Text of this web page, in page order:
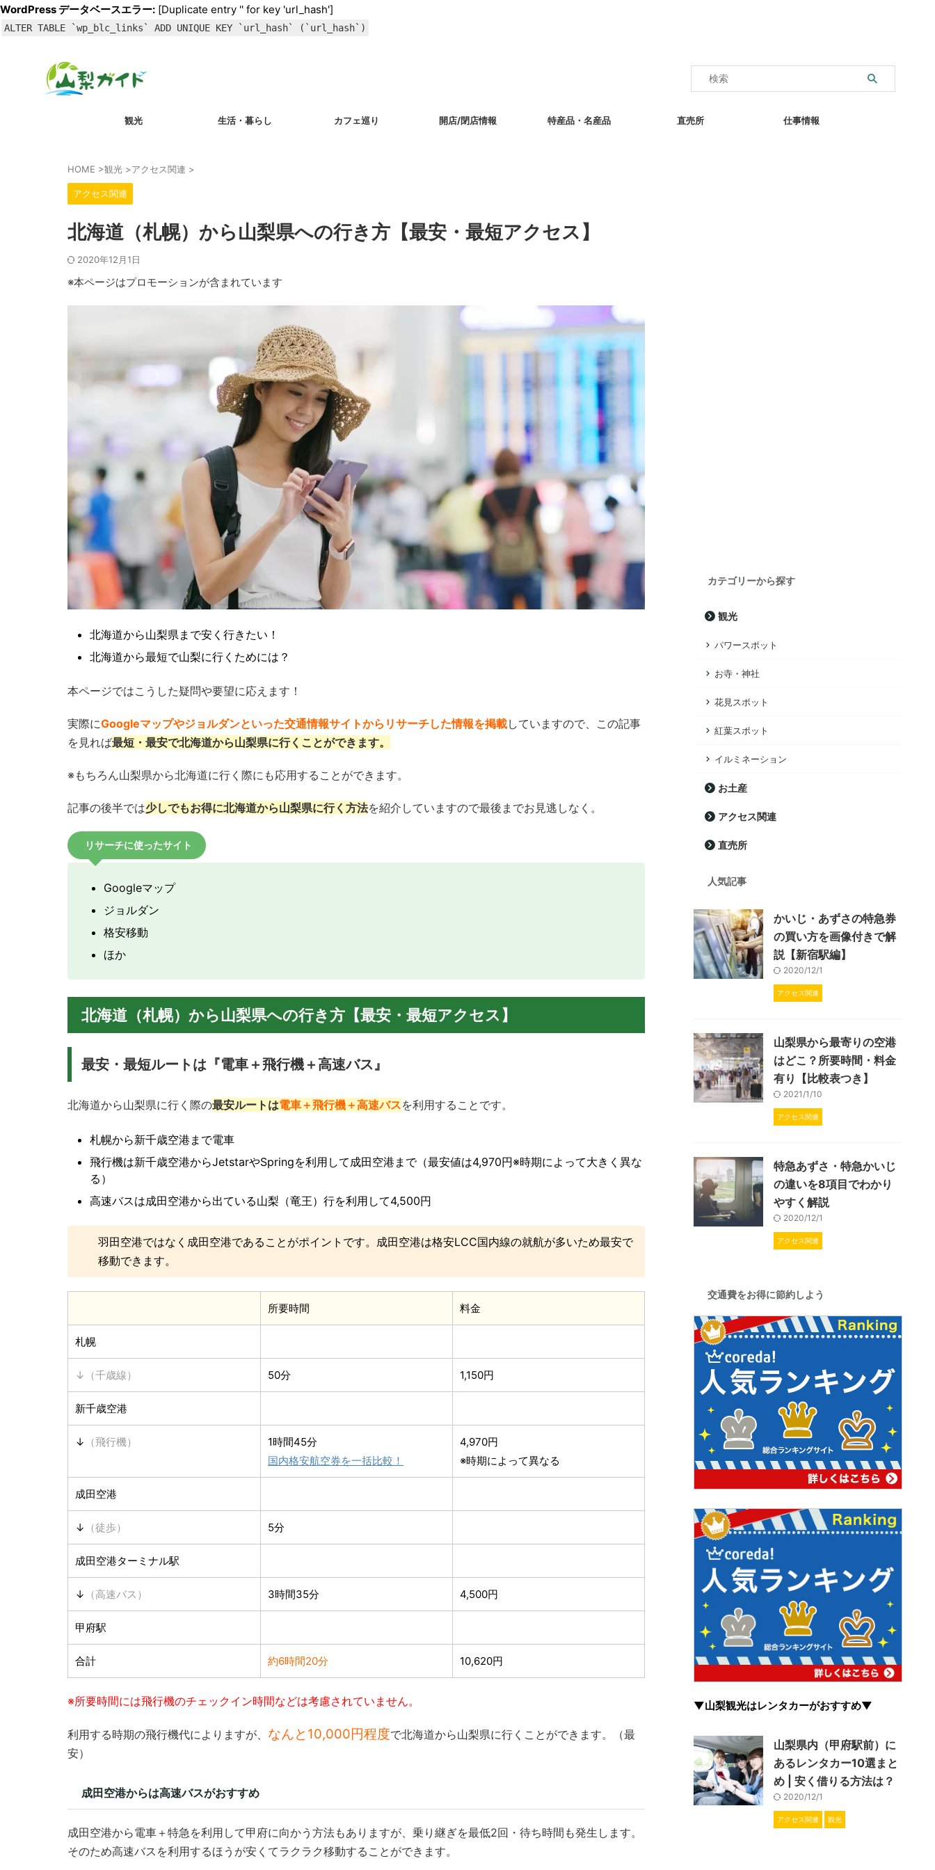
WordPress データベースエラー: [Duplicate entry '' for key 'url_hash']
ALTER TABLE `wp_blc_links` ADD UNIQUE KEY `url_hash` (`url_hash`)
観光 生活・暮らし カフェ巡り 開店/閉店情報 特産品・名産品 直売所 仕事情報
HOME >観光 >アクセス関連 >
アクセス関連
北海道（札幌）から山梨県への行き方【最安・最短アクセス】
2020年12月1日
※本ページはプロモーションが含まれています
北海道から山梨県まで安く行きたい！
北海道から最短で山梨に行くためには？
本ページではこうした疑問や要望に応えます！
実際にGoogleマップやジョルダンといった交通情報サイトからリサーチした情報を掲載していますので、この記事
を見れば最短・最安で北海道から山梨県に行くことができます。
※もちろん山梨県から北海道に行く際にも応用することができます。
記事の後半では少しでもお得に北海道から山梨県に行く方法を紹介していますので最後までお見逃しなく。
リサーチに使ったサイト
Googleマップ
ジョルダン
格安移動
ほか
北海道（札幌）から山梨県への行き方【最安・最短アクセス】
最安・最短ルートは『電車＋飛行機＋高速バス』
北海道から山梨県に行く際の最安ルートは電車＋飛行機＋高速バスを利用することです。
札幌から新千歳空港まで電車
飛行機は新千歳空港からJetstarやSpringを利用して成田空港まで（最安値は4,970円※時期によって大きく異な
る）
高速バスは成田空港から出ている山梨（竜王）行を利用して4,500円
羽田空港ではなく成田空港であることがポイントです。成田空港は格安LCC国内線の就航が多いため最安で
移動できます。
所要時間 料金
札幌
↓（千歳線） 50分 1,150円
新千歳空港
↓ （飛行機）
1時間45分
国内格安航空券を一括比較！
4,970円
※時期によって異なる
成田空港
↓ （徒歩） 5分
成田空港ターミナル駅
↓ （高速バス） 3時間35分 4,500円
甲府駅
合計 約6時間20分 10,620円
※所要時間には飛行機のチェックイン時間などは考慮されていません。
利用する時期の飛行機代によりますが、 なんと10,000円程度で北海道から山梨県に行くことができます。（最
安）
成田空港からは高速バスがおすすめ
成田空港から電車＋特急を利用して甲府に向かう方法もありますが、乗り継ぎを最低2回・待ち時間も発生します。
そのため高速バスを利用するほうが安くてラクラク移動することができます。
カテゴリーから探す
観光
パワースポット
お寺・神社
花見スポット
紅葉スポット
イルミネーション
お土産
アクセス関連
直売所
人気記事
かいじ・あずさの特急券
の買い方を画像付きで解
説【新宿駅編】
2020/12/1
アクセス関連
山梨県から最寄りの空港
はどこ？所要時間・料金
有り【比較表つき】
2021/1/10
アクセス関連
特急あずさ・特急かいじ
の違いを8項目でわかり
やすく解説
2020/12/1
アクセス関連
交通費をお得に節約しよう
▼山梨観光はレンタカーがおすすめ▼
山梨県内（甲府駅前）に
あるレンタカー10選まと
め | 安く借りる方法は？
2020/12/1
アクセス関連 観光